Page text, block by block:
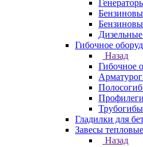
Гибочное
Назад
Гибочное
Гладилки для
Завесы
Назад